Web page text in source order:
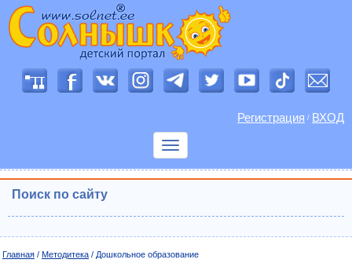
Регистрация / ВХОД
Показать
Поиск по сайту
Главная / Методитека / Дошкольное образование